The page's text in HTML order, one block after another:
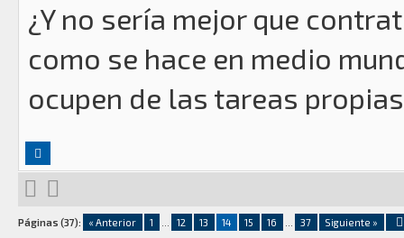
¿Y no sería mejor que
como se hace en medio
ocupen de las tareas
Páginas (37): « Anterior 1 12 13 14 15 16 37 Siguiente »